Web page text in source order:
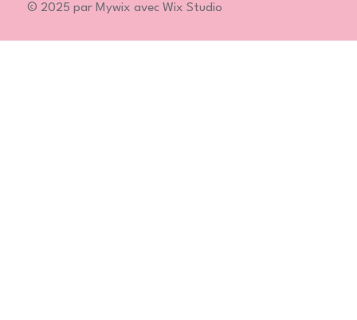
© 2025 par Mywix avec Wix Studio